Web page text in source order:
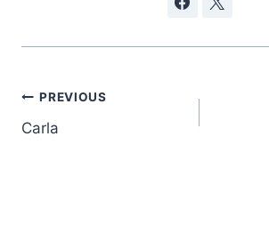
Post
navigation
PREVIOUS
Carla